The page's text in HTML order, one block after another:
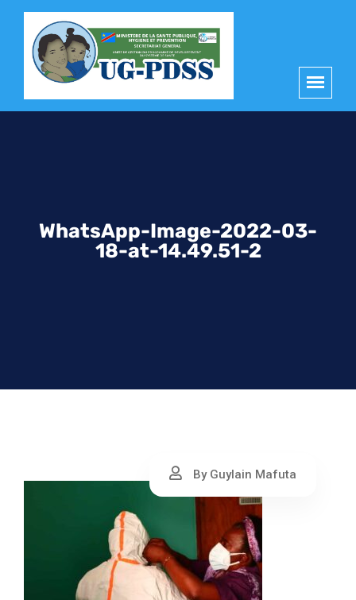
WhatsApp-Image-2022-03-
18-at-14.49.51-2
By Guylain Mafuta